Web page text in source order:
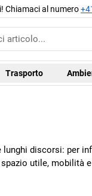
Chiamaci al numero
Trasporto
discorsi:
utile, mobilità